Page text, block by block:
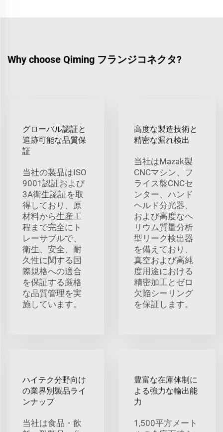
Why choose Qiming フランジコネクタ?
グローバル認証と
追跡可能な品質保
証
当社の製品はISO
9001認証および
3A衛生認証を取
得しており、原
材料から生産工
程まで完全にト
レーサブルで、
衛生、安全、耐
久性に関する国
際規格への適合
を保証する厳格
な品質管理を実
施しています。
高度な製造技術と
精密な漏れ検出
当社はMazak製
CNCマシン、フ
ライス盤CNCセ
ンター、ハンド
ヘルド分光器、
および高度なヘ
リウム質量分析
型リーク検出器
を備えており、
真空および高純
度用途における
精密加工とゼロ
欠陥シーリング
を保証します。
ハイテク分野向け
の業界別製品ライ
ンナップ
当社は食品・飲
豊富な在庫体制に
よる強力な輸出能
力
1,500平方メート